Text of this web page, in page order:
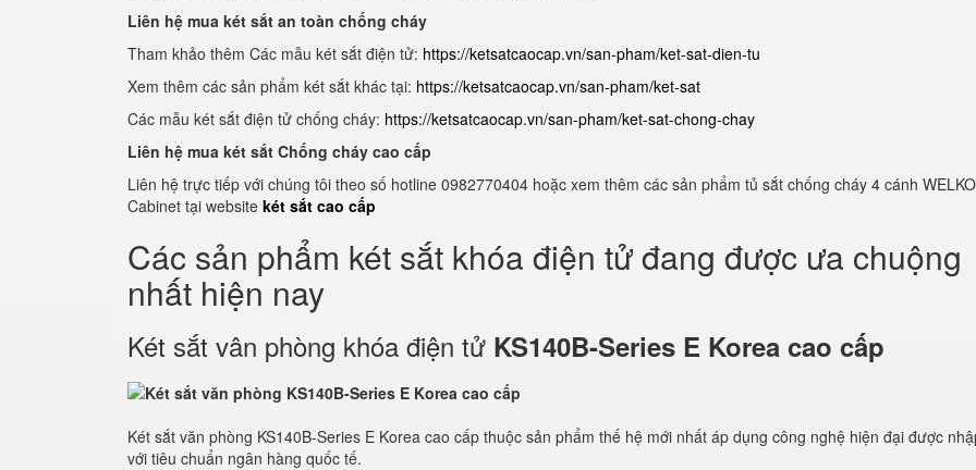
Liên hệ mua két sắt an toàn chống cháy
Tham khảo thêm Các mẫu két sắt điện tử: https://ketsatcaocap.vn/san-pham/ket-sat-dien-tu
Xem thêm các sản phẩm két sắt khác tại: https://ketsatcaocap.vn/san-pham/ket-sat
Các mẫu két sắt điện tử chống cháy: https://ketsatcaocap.vn/san-pham/ket-sat-chong-chay
Liên hệ mua két sắt Chống cháy cao cấp
Liên hệ trực tiếp với chúng tôi theo số hotline 0982770404 hoặc xem thêm các sản phẩm tủ sắt chống cháy 4 cánh
Cabinet tại website két sắt cao cấp
Các sản phẩm két sắt khóa điện tử đang được ưa chuộng
nhất hiện nay
Két sắt vân phòng khóa điện tử KS140B-Series E Korea cao cấp
Két sắt văn phòng KS140B-Series E Korea cao cấp thuộc sản phẩm thế hệ mới nhất áp dụng công nghệ hiện đại được
với tiêu chuẩn ngân hàng quốc tế.